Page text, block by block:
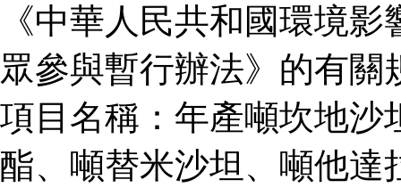
《中華人民共和國環境
眾參與暫行辦法》的有
項目名稱：年產噸坎地沙
酯、噸替米沙坦、噸他達